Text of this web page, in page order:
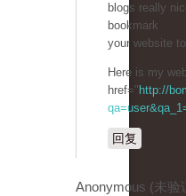
blogs really
bookmark
your website
Here is my
href=" http://
回复
Anonymous (未验